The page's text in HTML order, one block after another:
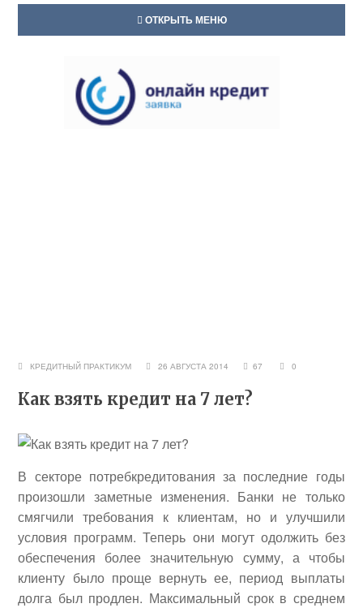
ОТКРЫТЬ МЕНЮ
КРЕДИТНЫЙ ПРАКТИКУМ 26 АВГУСТА 2014 67 0
Как взять кредит на 7 лет?
В секторе потребкредитования за последние годы
произошли заметные изменения. Банки не только
смягчили требования к клиентам, но и улучшили
условия программ. Теперь они могут одолжить без
обеспечения более значительную сумму, а чтобы
клиенту было проще вернуть ее, период выплаты
долга был продлен. Максимальный срок в среднем